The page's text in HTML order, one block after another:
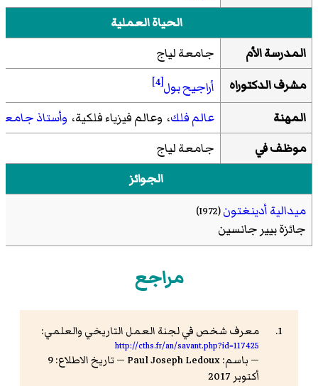
الحياة العملية
المدرسة الأم
جامعة لياج
مشرفالدكتوراه أراجيح بول[4]
المهنة عالم فلك، وعالم فيزياء فلكية، وأستاذ
موظف في
جامعة لياج
الجوائز
ميدالية أدينغتون(1972)
جائزة بيير جانسين
مراجع
معرف شخص في لجنة العمل التاريخي والعلمي:
http://cths.fr/an/savant.php?id=117425
— باسم: Paul Joseph Ledoux — تاريخ الاطلاع: 9
أكتوبر 2017